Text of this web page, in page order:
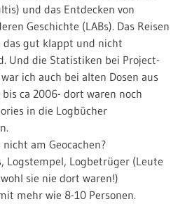
und das Entdecken von
Geschichte (LABs). Das Reisen
das gut klappt und nicht
Und die Statistiken bei Project-
ich auch bei alten Dosen aus
ca 2006- dort waren noch
in die Logbücher
am Geocachen?
Logstempel, Logbetrüger (Leute
sie nie dort waren!)
mehr wie 8-10 Personen.